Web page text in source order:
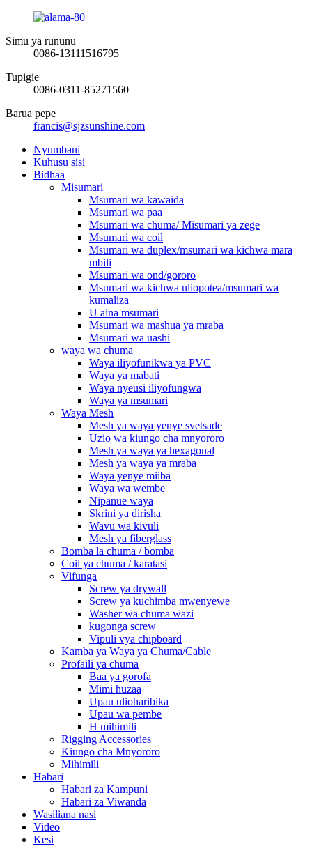
Simu ya rununu
0086-13111516795
Tupigie
0086-0311-85271560
Barua pepe
francis@sjzsunshine.com
Nyumbani
Kuhusu sisi
Bidhaa
Misumari
Msumari wa kawaida
Msumari wa paa
Msumari wa chuma/ Misumari ya zege
Msumari wa coil
Msumari wa duplex/msumari wa kichwa mara
mbili
Msumari wa ond/gororo
Msumari wa kichwa uliopotea/msumari wa
kumaliza
U aina msumari
Msumari wa mashua ya mraba
Msumari wa uashi
waya wa chuma
Waya iliyofunikwa ya PVC
Waya ya mabati
Waya nyeusi iliyofungwa
Waya ya msumari
Waya Mesh
Mesh ya waya yenye svetsade
Uzio wa kiungo cha mnyororo
Mesh ya waya ya hexagonal
Mesh ya waya ya mraba
Waya yenye miiba
Waya wa wembe
Nipanue waya
Skrini ya dirisha
Wavu wa kivuli
Mesh ya fiberglass
Bomba la chuma / bomba
Coil ya chuma / karatasi
Vifunga
Screw ya drywall
Screw ya kuchimba mwenyewe
Washer wa chuma wazi
kugonga screw
Vipuli vya chipboard
Kamba ya Waya ya Chuma/Cable
Profaili ya chuma
Baa ya gorofa
Mimi huzaa
Upau ulioharibika
Upau wa pembe
H mihimili
Rigging Accessories
Kiungo cha Mnyororo
Mihimili
Habari
Habari za Kampuni
Habari za Viwanda
Wasiliana nasi
Video
Kesi